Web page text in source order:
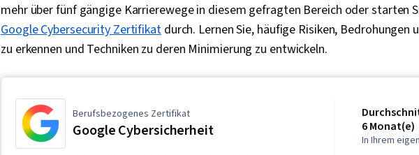
mehr über fünf gängige Karrierewege in diesem gefragten Bereich oder starten
Google Cybersecurity Zertifikatdurch. Lernen Sie, häufige Risiken, Bedrohungen
zu erkennen und Techniken zu deren Minimierung zu entwickeln.
Berufsbezogenes Zertifikat
Google Cybersicherheit
6 Monat(e)
In Ihrem